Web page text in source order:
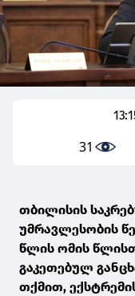
31
თბილისის
უმრავლესობის
წლის ომის
გაკეთებულ
თქმით,